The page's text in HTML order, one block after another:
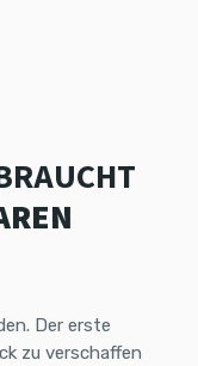
Der erste
zu verschaffen